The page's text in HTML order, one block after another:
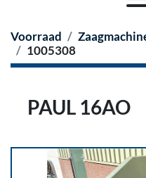
Voorraad
1005308
PAUL 16AO